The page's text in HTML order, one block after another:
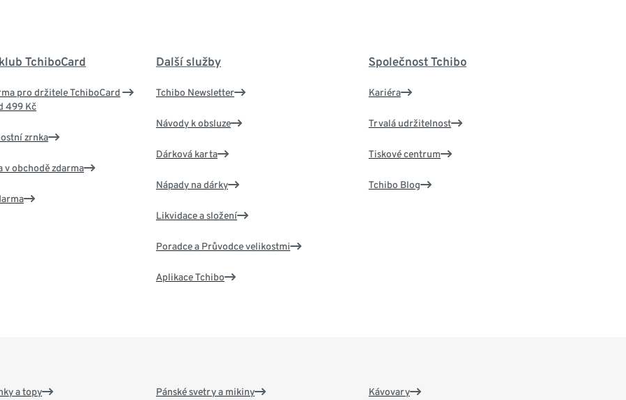
TchiboCard
pro držitele TchiboCard
499 Kč
zrnka
v obchodě zdarma
Další služby
Tchibo Newsletter
Návody k obsluze
Dárková karta
Nápady na dárky
Likvidace a složení
Poradce a Průvodce velikostmi
Aplikace Tchibo
Společnost Tchibo
Kariéra
Trvalá udržitelnost
Tiskové centrum
Tchibo Blog
a topy Pánské svetry a mikiny Kávovary